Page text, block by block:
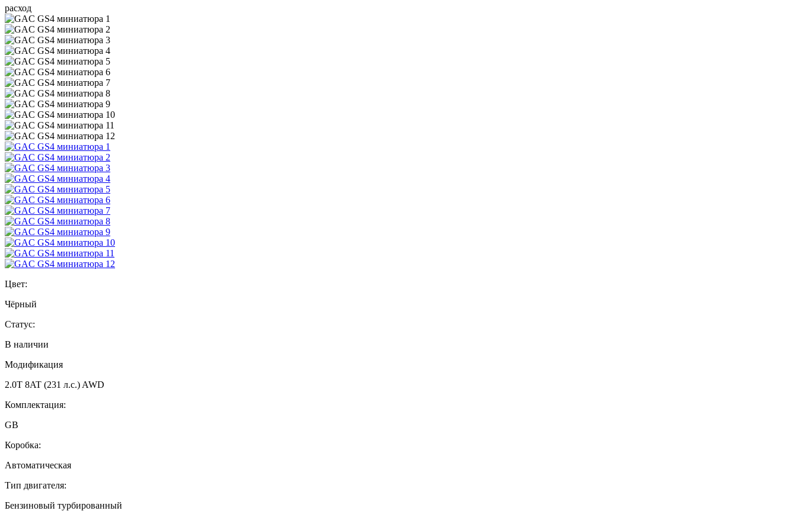
расход
Цвет:
Чёрный
Статус:
В наличии
Модификация
2.0T 8AT (231 л.с.) AWD
Комплектация:
GB
Коробка:
Автоматическая
Тип двигателя:
Бензиновый турбированный